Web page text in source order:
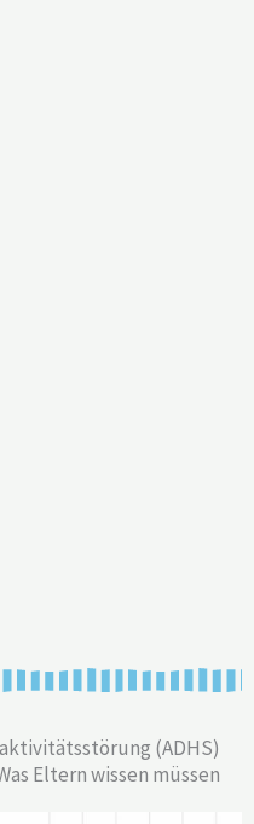
(ADHS)
Eltern wissen müssen